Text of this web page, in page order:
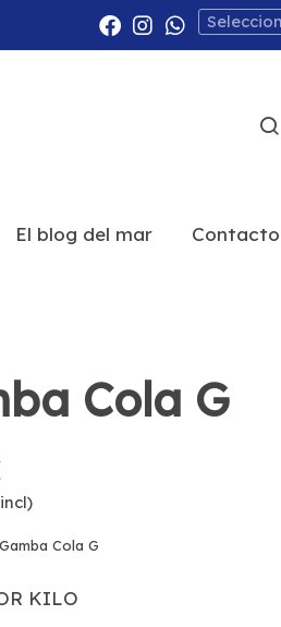
El blog del mar Contacto
Cola G
Gamba Cola G
KILO